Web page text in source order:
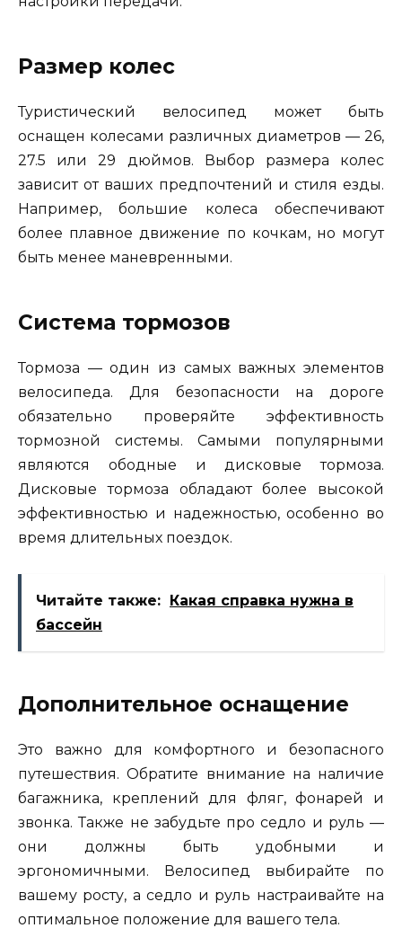
Размер колес
Туристический велосипед может быть
оснащен колесами различных диаметров — 26,
27.5 или 29 дюймов. Выбор размера колес
зависит от ваших предпочтений и стиля езды.
Например, большие колеса обеспечивают
более плавное движение по кочкам, но могут
быть менее маневренными.
Система тормозов
Тормоза — один из самых важных элементов
велосипеда. Для безопасности на дороге
обязательно проверяйте эффективность
тормозной системы. Самыми популярными
являются ободные и дисковые тормоза.
Дисковые тормоза обладают более высокой
эффективностью и надежностью, особенно во
время длительных поездок.
Читайте также:
Какая справка нужна в
бассейн
Дополнительное оснащение
Это важно для комфортного и безопасного
путешествия. Обратите внимание на наличие
багажника, креплений для фляг, фонарей и
звонка. Также не забудьте про седло и руль —
они должны быть удобными и
эргономичными. Велосипед выбирайте по
вашему росту, а седло и руль настраивайте на
оптимальное положение для вашего тела.